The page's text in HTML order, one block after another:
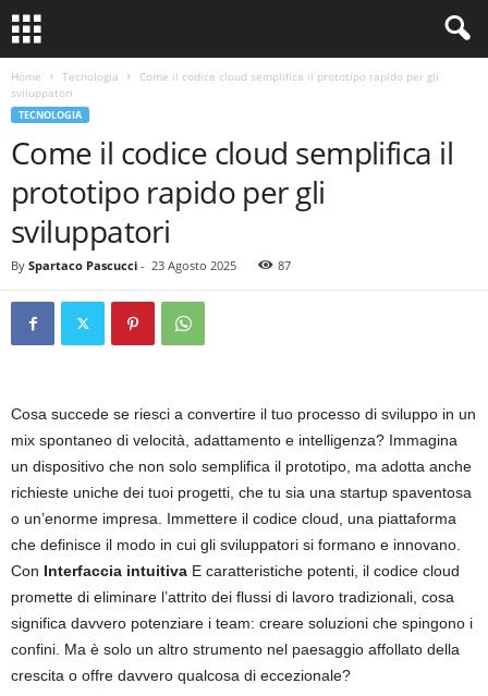
Home Tecnologia
Come il codice cloud semplifica il prototipo rapido per gli
sviluppatori
TECNOLOGIA
Come il codice cloud semplifica il
prototipo rapido per gli
sviluppatori
By Spartaco Pascucci - 23 Agosto 2025 87
Cosa succede se riesci a convertire il tuo processo di sviluppo in un
mix spontaneo di velocità, adattamento e intelligenza? Immagina
un dispositivo che non solo semplifica il prototipo, ma adotta anche
richieste uniche dei tuoi progetti, che tu sia una startup spaventosa
o un’enorme impresa. Immettere il codice cloud, una piattaforma
che definisce il modo in cui gli sviluppatori si formano e innovano.
Con Interfaccia intuitiva E caratteristiche potenti, il codice cloud
promette di eliminare l’attrito dei flussi di lavoro tradizionali, cosa
significa davvero potenziare i team: creare soluzioni che spingono i
confini. Ma è solo un altro strumento nel paesaggio affollato della
crescita o offre davvero qualcosa di eccezionale?